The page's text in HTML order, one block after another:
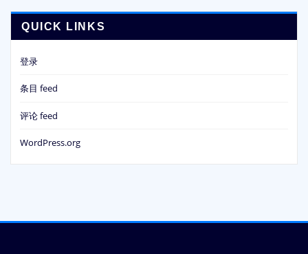
QUICK LINKS
登录
条目 feed
评论 feed
WordPress.org